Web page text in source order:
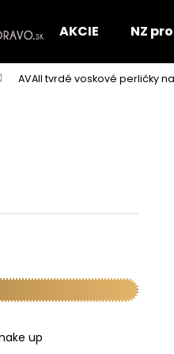
AKCIE NZ
AVAII tvrdé voskové perličky
up